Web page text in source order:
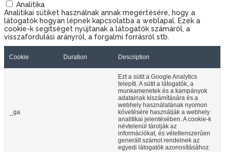
Analitika
Analitikai sütiket használnak annak megértésére, hogy a
látogatók hogyan lépnek kapcsolatba a weblapal. Ezek a
cookie-k segítséget nyújtanak a látogatók számáról, a
visszafordulási arányról, a forgalmi forrásról stb.
Cookie Duration Description
_ga
Ezt a sütit a Google Analytics
telepíti. A sütit a látogatók, a
munkamenetek és a kampányok
adatainak kiszámítására és a
webhely használatának nyomon
követésére használják a webhely
analitikai jelentésében. A cookie-k
névtelenül tárolják az
információkat, és véletlenszerűen
generált számot rendelnek az
egyedi látogatók azonosításához.